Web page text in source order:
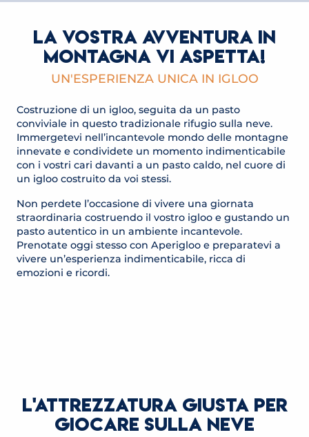
LA VOSTRA AVVENTURA IN
MONTAGNA VI ASPETTA!
UN'ESPERIENZA UNICA IN IGLOO
Costruzione di un igloo, seguita da un pasto
conviviale in questo tradizionale rifugio sulla neve.
Immergetevi nell’incantevole mondo delle montagne
innevate e condividete un momento indimenticabile
con i vostri cari davanti a un pasto caldo, nel cuore di
un igloo costruito da voi stessi.
Non perdete l’occasione di vivere una giornata
straordinaria costruendo il vostro igloo e gustando un
pasto autentico in un ambiente incantevole.
Prenotate oggi stesso con Aperigloo e preparatevi a
vivere un’esperienza indimenticabile, ricca di
emozioni e ricordi.
L'ATTREZZATURA GIUSTA PER
GIOCARE SULLA NEVE